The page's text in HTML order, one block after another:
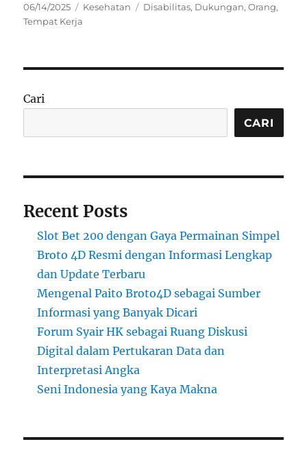
Posted
on
06/14/2025 Categories
Kesehatan Tags
Disabilitas, Dukungan,Orang,
Tempat Kerja
Cari
CARI
Recent Posts
Slot Bet 200 dengan Gaya Permainan Simpel
Broto 4D Resmi dengan Informasi Lengkap
dan Update Terbaru
Mengenal Paito Broto4D sebagai Sumber
Informasi yang Banyak Dicari
Forum Syair HK sebagai Ruang Diskusi
Digital dalam Pertukaran Data dan
Interpretasi Angka
Seni Indonesia yang Kaya Makna